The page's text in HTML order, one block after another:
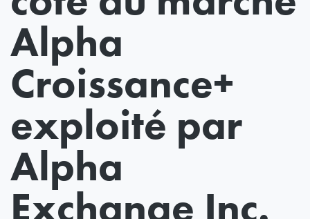
Alpha
Croissance+
exploité par
Alpha
Exchange Inc.